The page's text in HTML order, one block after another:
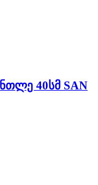
40სმ SAN